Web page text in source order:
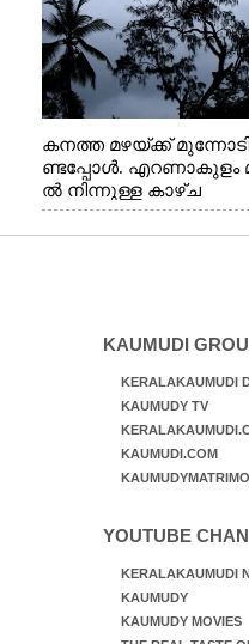
കനത്ത മഴയ്ക്ക്
ണ്ടപ്പോൾ.
ൽ നിന്നുള്ള കാഴ്ച
KAUMUDI
KERALAKAUMUDI
KAUMUDY TV
KAUMUDI.COM
YOUTUBE
KERALAKAUMUDI
KAUMUDY
KAUMUDY MOVIES